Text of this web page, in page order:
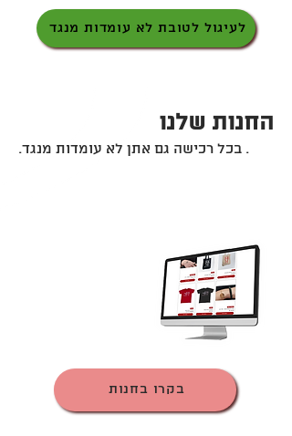
לעיגול לטובת לא עומדות מנגד
החנות שלנו
. בכל רכישה גם אתן לא עומדות מנגד.
בקרו בחנות